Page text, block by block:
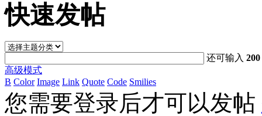
快速发帖
还可输入200
高级模式
B Color Image Link Quote Code Smilies
您需要登录后才可以发帖